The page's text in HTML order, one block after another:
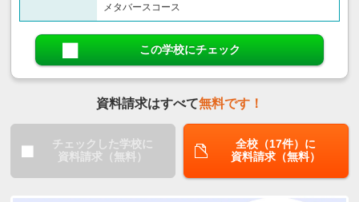
メタバースコース
この学校にチェック
資料請求はすべて無料です！
チェックした学校に
資料請求（無料）
全校（17件）に
資料請求（無料）